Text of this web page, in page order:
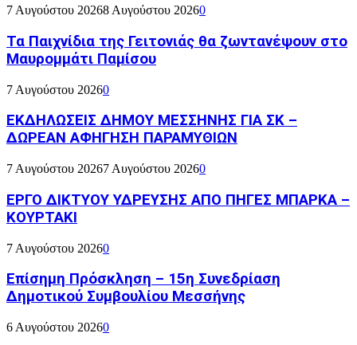
7 Αυγούστου 20268 Αυγούστου 20260
Τα Παιχνίδια της Γειτονιάς θα ζωντανέψουν στο
Μαυρομμάτι Παμίσου
7 Αυγούστου 20260
ΕΚΔΗΛΩΣΕΙΣ ΔΗΜΟΥ ΜΕΣΣΗΝΗΣ ΓΙΑ ΣΚ –
ΔΩΡΕΑΝ ΑΦΗΓΗΣΗ ΠΑΡΑΜΥΘΙΩΝ
7 Αυγούστου 20267 Αυγούστου 20260
ΕΡΓΟ ΔΙΚΤΥΟΥ ΥΔΡΕΥΣΗΣ ΑΠΟ ΠΗΓΕΣ ΜΠΑΡΚΑ –
ΚΟΥΡΤΑΚΙ
7 Αυγούστου 20260
Επίσημη Πρόσκληση – 15η Συνεδρίαση
Δημοτικού Συμβουλίου Μεσσήνης
6 Αυγούστου 20260